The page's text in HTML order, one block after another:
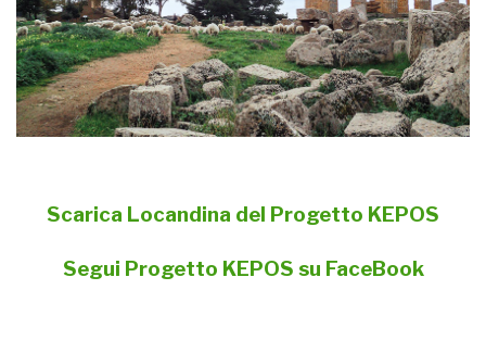
Scarica Locandina del Progetto KEPOS
Segui Progetto KEPOS su FaceBook